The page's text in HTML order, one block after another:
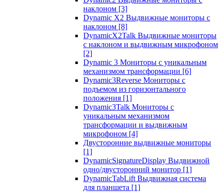
наклоном [3]
Dynamic X2 Выдвижные мониторы с
наклоном [8]
DynamicX2Talk Выдвижные мониторы
с наклоном и выдвижным микрофоном
[2]
Dynamic 3 Мониторы с уникальным
механизмом трансформации [6]
Dynamic3Reverse Мониторы с
подъемом из горизонтального
положения [1]
Dynamic3Talk Мониторы с
уникальным механизмом
трансформации и выдвижным
микрофоном [4]
Двусторонние выдвижные мониторы
[1]
DynamicSignatureDisplay Выдвижной
одно/двусторонний монитор [1]
DynamicTabLift Выдвижная система
для планшета [1]